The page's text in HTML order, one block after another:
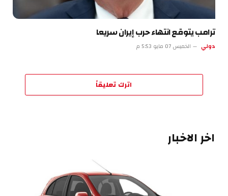
ترامب يتوقع انتهاء حرب إيران سريعا
دولي الخميس 07 مايو 5:53 م
اترك تعليقاً
اخر الاخبار